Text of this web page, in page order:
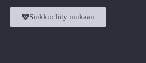
Sinkku: liity mukaan